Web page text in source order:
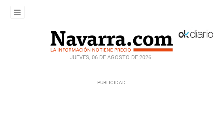
JUEVES, 06 DE AGOSTO DE 2026